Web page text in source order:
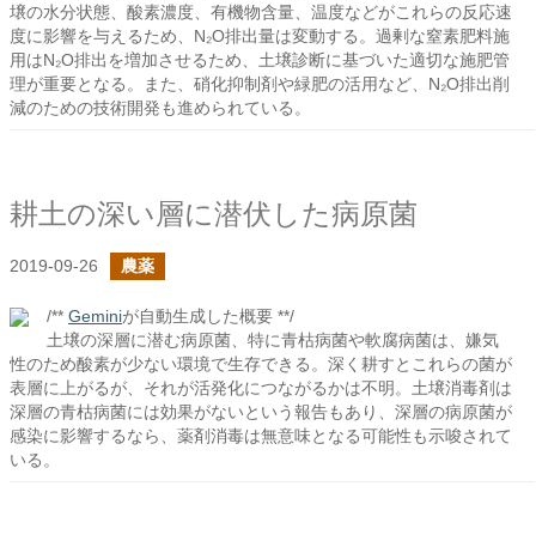
壌の水分状態、酸素濃度、有機物含量、温度などがこれらの反応速
度に影響を与えるため、N₂O排出量は変動する。過剰な窒素肥料施
用はN₂O排出を増加させるため、土壌診断に基づいた適切な施肥管
理が重要となる。また、硝化抑制剤や緑肥の活用など、N₂O排出削
減のための技術開発も進められている。
耕土の深い層に潜伏した病原菌
2019-09-26 農薬
/** Geminiが自動生成した概要 **/
土壌の深層に潜む病原菌、特に青枯病菌や軟腐病菌は、嫌気
性のため酸素が少ない環境で生存できる。深く耕すとこれらの菌が
表層に上がるが、それが活発化につながるかは不明。土壌消毒剤は
深層の青枯病菌には効果がないという報告もあり、深層の病原菌が
感染に影響するなら、薬剤消毒は無意味となる可能性も示唆されて
いる。